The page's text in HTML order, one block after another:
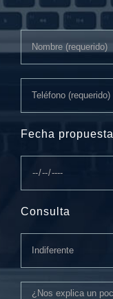
Fecha propuesta
Consulta